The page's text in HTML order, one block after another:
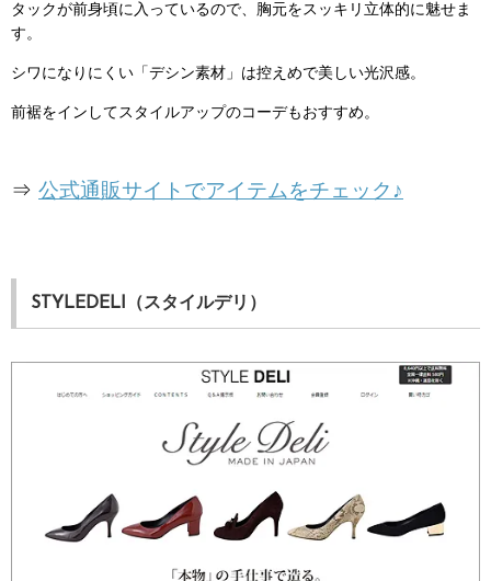
タックが前身頃に入っているので、胸元をスッキリ立体的に魅せま
す。
シワになりにくい「デシン素材」は控えめで美しい光沢感。
前裾をインしてスタイルアップのコーデもおすすめ。
⇒ 公式通販サイトでアイテムをチェック♪
STYLEDELI（スタイルデリ）